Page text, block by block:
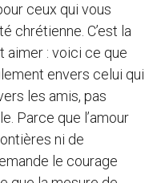
ceux qui vous
chrétienne. C’est la
aimer : voici ce que
envers celui qui
les amis, pas
Parce que l’amour
ni de
le courage